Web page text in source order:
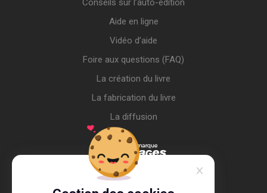
Conseils sur l’auto-édition
Aide en ligne
Vidéo d’aide
Foire aux questions (FAQ)
La création du livre
La fabrication du livre
La diffusion